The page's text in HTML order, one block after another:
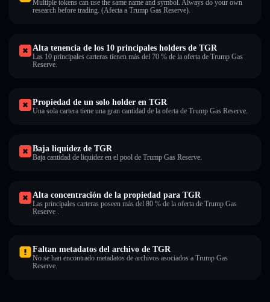
Multiple tokens can use the same name and symbol. Always do your own
research before trading. (Afecta a Trump Gas Reserve).
Alta tenencia de los 10 principales holders de TGR
Las 10 principales carteras tienen más del 70 % de la oferta de Trump Gas
Reserve.
Propiedad de un solo holder en TGR
Una sola cartera tiene una gran cantidad de la oferta de Trump Gas Reserve.
Baja liquidez de TGR
Baja cantidad de liquidez en el pool de Trump Gas Reserve.
Alta concentración de la propiedad para TGR
Las principales carteras poseen más del 80 % de la oferta de Trump Gas
Reserve .
Faltan metadatos del archivo de TGR
No se han encontrado metadatos de archivos asociados a Trump Gas
Reserve.